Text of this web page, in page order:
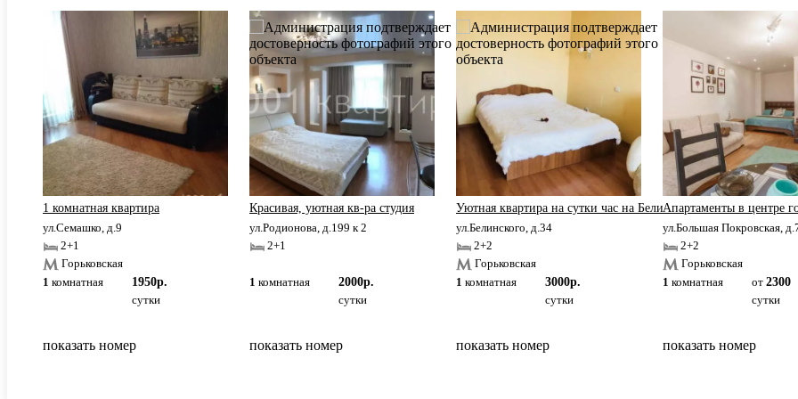
1 комнатная квартира
ул.Семашко, д.9
2+1
Горьковская
1 комнатная
1950р.
сутки
показать номер
Красивая, уютная кв-ра студия
ул.Родионова, д.199 к 2
2+1
1 комнатная
2000р.
сутки
показать номер
Уютная квартира на сутки час на Белинского в Нижнем
ул.Белинского, д.34
2+2
Горьковская
1 комнатная
3000р.
сутки
показать номер
Апартаменты в центре
ул.Большая Покровская,
2+2
Горьковская
1 комнатная от 2300
сутки
показать номер